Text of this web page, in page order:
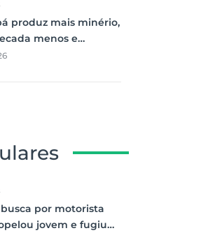
produz mais minério,
menos e
começa a sentir o
por motorista
jovem e fugiu